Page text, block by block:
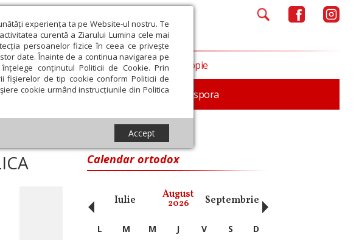
experiența ta pe Website-ul nostru. Te
curentă a Ziarului Lumina cele mai
persoanelor fizice în ceea ce privește
date. Înainte de a continua navigarea pe
conținutul Politicii de Cookie. Prin
fişierelor de tip cookie conform Politicii de
cookie urmând instrucțiunile din Politica
Accept
Documentar In memoriam Diaspora
Societate Opinii Filantropie
Calendar ortodox
Iulie August
2026 Septembrie Octombrie
‹ L M M J V S
D